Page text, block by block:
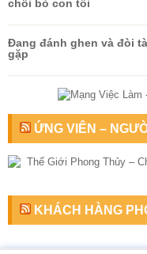
chối bỏ con tôi
Đang đánh ghen và đòi
gặp
ỨNG VIÊN –
KHÁCH HÀNG